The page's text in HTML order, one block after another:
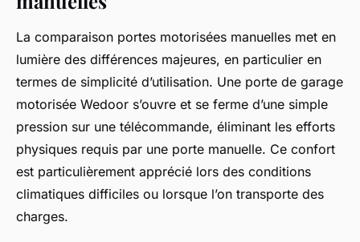
La comparaison portes motorisées manuelles met en
lumière des différences majeures, en particulier en
termes de simplicité d’utilisation. Une porte de garage
motorisée Wedoor s’ouvre et se ferme d’une simple
pression sur une télécommande, éliminant les efforts
physiques requis par une porte manuelle. Ce confort
est particulièrement apprécié lors des conditions
climatiques difficiles ou lorsque l’on transporte des
charges.